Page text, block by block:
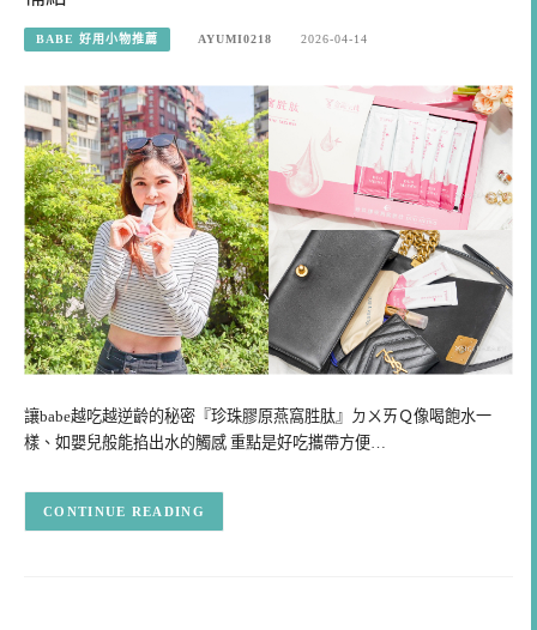
BABE 好用小物推薦 AYUMI0218 2026-04-14
讓babe越吃越逆齡的秘密『珍珠膠原燕窩胜肽』ㄉㄨㄞＱ像喝飽水一
樣、如嬰兒般能掐出水的觸感 重點是好吃攜帶方便…
CONTINUE READING